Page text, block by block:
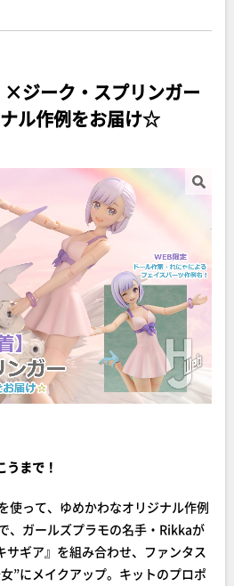
ジーク・スプリンガー
ル作例をお届け☆
まで！
使って、ゆめかわなオリジナル作例
、ガールズプラモの名手・Rikkaが
サギア』を組み合わせ、ファンタス
”にメイクアップ。キットのプロポ